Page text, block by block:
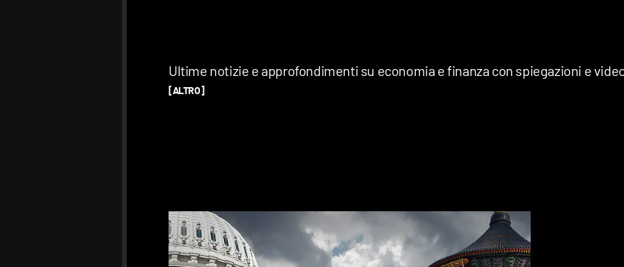
Ultime notizie e approfondimenti su economia e finanza con spiegazioni e
[ALTRO]